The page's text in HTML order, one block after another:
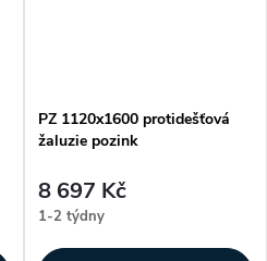
PZ 1120x1600 protidešťová
žaluzie pozink
8 697 Kč
1-2 týdny